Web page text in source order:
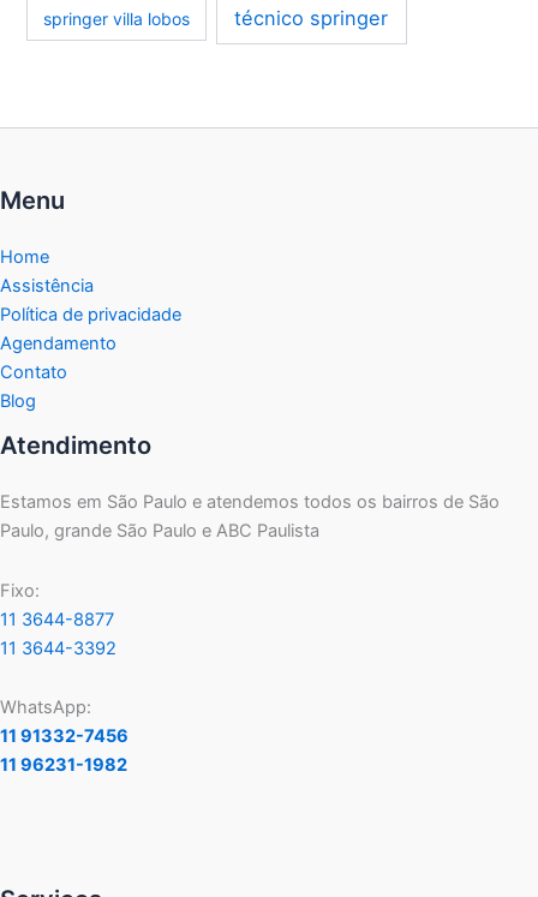
springer villa lobos técnico springer
Menu
Home
Assistência
Política de privacidade
Agendamento
Contato
Blog
Atendimento
Estamos em São Paulo e atendemos todos os bairros de São
Paulo, grande São Paulo e ABC Paulista
Fixo:
11 3644-8877
11 3644-3392
WhatsApp:
11 91332-7456
11 96231-1982